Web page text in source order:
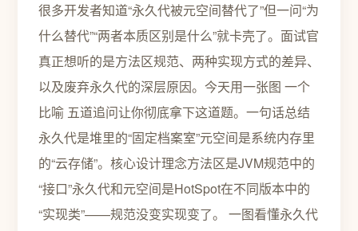
很多开发者知道“永久代被元空间替代了”但一问“为
什么替代”“两者本质区别是什么”就卡壳了。面试官
真正想听的是方法区规范、两种实现方式的差异、
以及废弃永久代的深层原因。今天用一张图 一个
比喻 五道追问让你彻底拿下这道题。一句话总结
永久代是堆里的“固定档案室”元空间是系统内存里
的“云存储”。核心设计理念方法区是JVM规范中的
“接口”永久代和元空间是HotSpot在不同版本中的
“实现类”——规范没变实现变了。 一图看懂永久代